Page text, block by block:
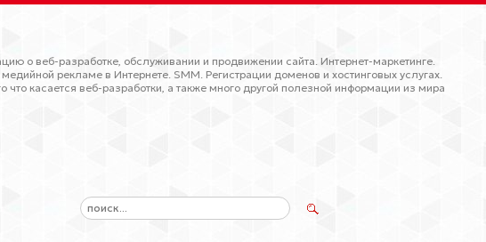
о веб-разработке, обслуживании и продвижении сайта. Интернет-маркетинге.
рекламе в Интернете. SMM. Регистрации доменов и хостинговых услугах.
касается веб-разработки, а также много другой полезной информации из мира